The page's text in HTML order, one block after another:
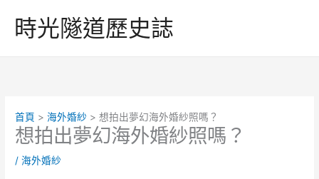
時光隧道歷史誌
首頁 海外婚紗 想拍出夢幻海外婚紗照嗎？
想拍出夢幻海外婚紗照嗎？
/海外婚紗